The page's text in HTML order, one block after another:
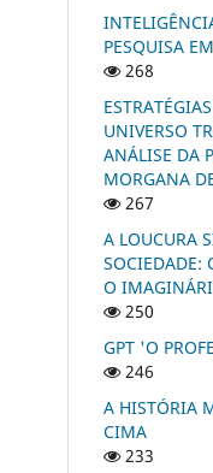
PESQUISA
268
UNIVERSO
ANÁLISE DA
MORGANA
267
A LOUCURA
SOCIEDADE:
O
250
GPT 'O
246
A HISTÓRIA
CIMA
233